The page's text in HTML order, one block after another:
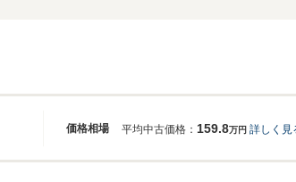
価格相場 平均中古価格： 159.8万円 詳しく見